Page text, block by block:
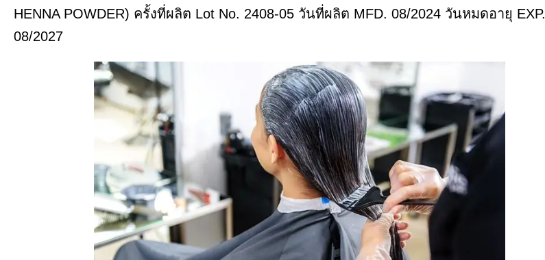
HENNA POWDER) ครั้งที่ผลิต Lot No. 2408-05 วันที่ผลิต MFD. 08/2024 วันหมดอายุ EXP.
08/2027